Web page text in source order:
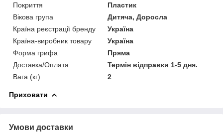
Покриття
Пластик
Вікова група
Дитяча, Доросла
Країна реєстрації бренду
Україна
Країна-виробник товару
Україна
Форма грифа
Пряма
Доставка/Оплата
Термін відправки 1-5 дня.
Вага (кг)
2
Приховати
Умови доставки